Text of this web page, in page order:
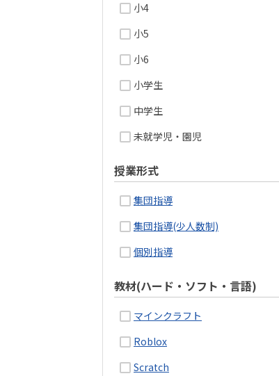
小4
小5
小6
小学生
中学生
未就学児・園児
授業形式
集団指導
集団指導(少人数制)
個別指導
教材(ハード・ソフト・言語)
マインクラフト
Roblox
Scratch